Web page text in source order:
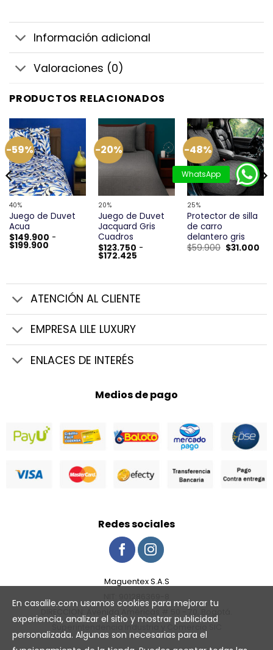
Información adicional
Valoraciones (0)
PRODUCTOS RELACIONADOS
-59%
40%
Juego de Duvet
Acua
$149.900 -
$199.900Rango
hasta
$199.900
-20%
20%
Juego de Duvet
Jacquard Gris
Cuadros
$123.750 -
$172.425Rango
$123.750
hasta
$172.425
-48%
25%
Protector de silla
de carro
delantero gris
$59.900 El
$31.000El
ATENCIÓN AL CLIENTE
EMPRESA LILE LUXURY
ENLACES DE INTERÉS
Medios de pago
Redes sociales
Maguentex S.A.S
DIRECCION: Avenida Américas # 50 - 70, Bogotá.
Superintendencia Industria y Comercio SIC
En casalile.com usamos cookies para mejorar tu
experiencia, analizar el sitio y mostrar publicidad
personalizada. Algunas son necesarias para el